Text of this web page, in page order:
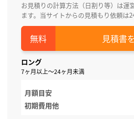
お見積りの計算方法（日割り等）は運
ます。当サイトからの見積もり依頼は
見積書
ロング
7ヶ月以上～24ヶ月未満
月額目安
初期費用他